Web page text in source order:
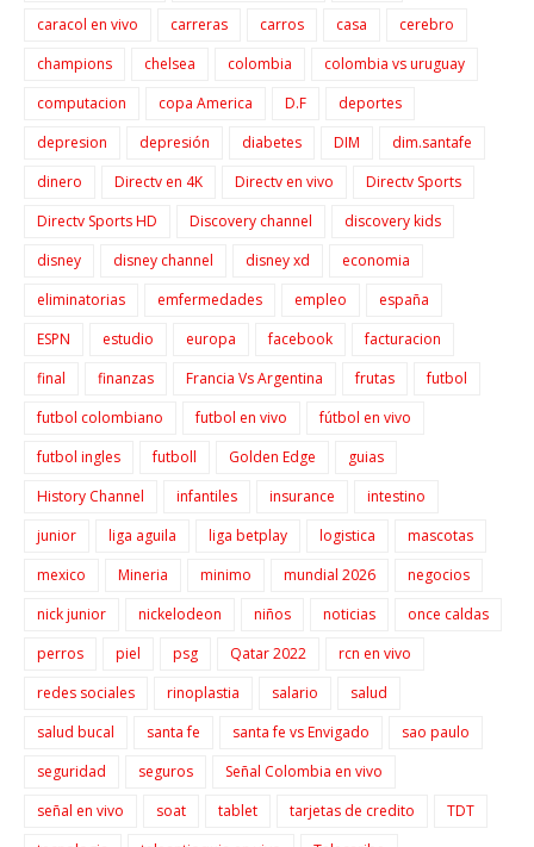
caracol en vivo carreras carros casa
cerebro
champions
chelsea colombia
colombia vs uruguay
computacion
copa America D.F
deportes
depresion
depresión diabetes DIM
dim.santafe
dinero
Directv en 4K Directv en vivo
Directv Sports
Directv Sports HD
Discovery channel
discovery kids
disney
disney channel disney xd
economia
eliminatorias
emfermedades empleo
españa
ESPN
estudio europa facebook
facturacion
final
finanzas Francia Vs Argentina frutas
futbol
futbol colombiano
futbol en vivo
fútbol en vivo
futbol ingles
futboll Golden Edge
guias
History Channel
infantiles insurance
intestino
junior
liga aguila liga betplay logistica
mascotas
mexico
Mineria minimo mundial 2026
negocios
nick junior
nickelodeon niños noticias
once caldas
perros
piel psg Qatar 2022
rcn en vivo
redes sociales
rinoplastia salario
salud
salud bucal
santa fe santa fe vs Envigado
sao paulo
seguridad
seguros
Señal Colombia en vivo
señal en vivo
soat tablet tarjetas de credito
TDT